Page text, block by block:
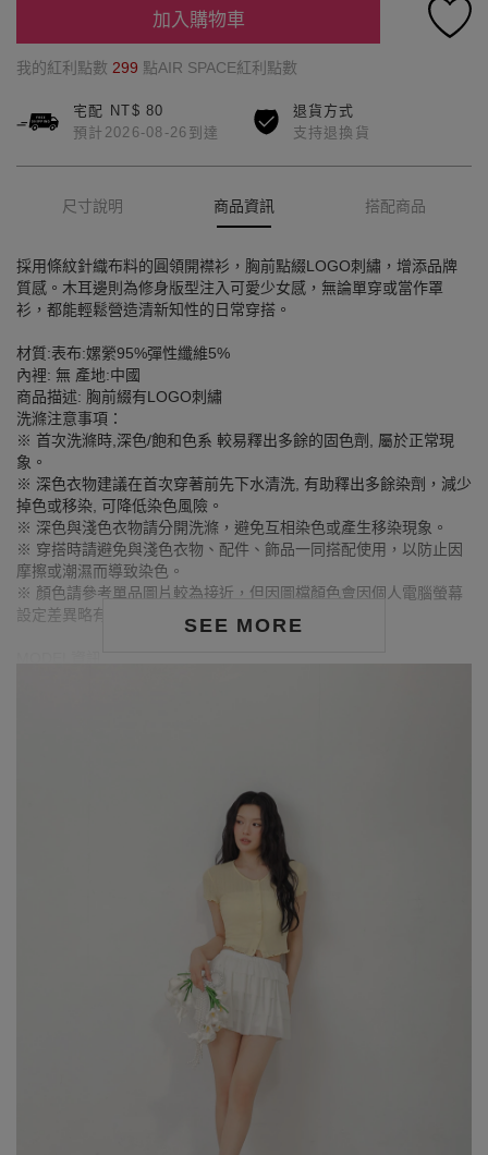
加入購物車
我的紅利點數 299 點AIR SPACE紅利點數
宅配 NT$ 80
預計2026-08-26到達
退貨方式
支持退換貨
尺寸說明 商品資訊 搭配商品
SEE MORE
採用條紋針織布料的圓領開襟衫，胸前點綴LOGO刺繡，增添品牌
質感。木耳邊則為修身版型注入可愛少女感，無論單穿或當作罩
衫，都能輕鬆營造清新知性的日常穿搭。
材質:表布:嫘縈95%彈性纖維5%
內裡: 無 產地:中國
商品描述: 胸前綴有LOGO刺繡
洗滌注意事項：
※ 首次洗滌時,深色/飽和色系 較易釋出多餘的固色劑, 屬於正常現
象。
※ 深色衣物建議在首次穿著前先下水清洗, 有助釋出多餘染劑，減少
掉色或移染, 可降低染色風險。
※ 深色與淺色衣物請分開洗滌，避免互相染色或產生移染現象。
※ 穿搭時請避免與淺色衣物、配件、飾品一同搭配使用，以防止因
摩擦或潮濕而導致染色。
※ 顏色請參考單品圖片較為接近，但因圖檔顏色會因個人電腦螢幕
設定差異略有不同，請以實際商品顏色為準。